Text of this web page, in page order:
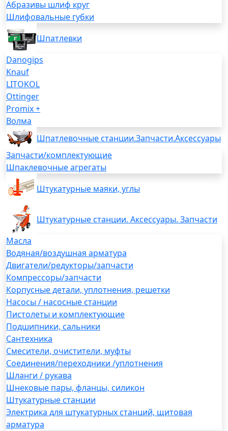
Абразивы шлиф круг
Шлифовальные губки
Шпатлевки
Danogips
Knauf
LITOKOL
Ottinger
Promix +
Волма
Шпатлевочные станции.Запчасти.Аксессуары
Запчасти/комплектующие
Шпаклевочные агрегаты
Штукатурные маяки, углы
Штукатурные станции. Аксессуары. Запчасти
Масла
Водяная/воздушная арматура
Двигатели/редукторы/запчасти
Компрессоры/запчасти
Корпусные детали, уплотнения, решетки
Насосы / насосные станции
Пистолеты и комплектующие
Подшипники, сальники
Сантехника
Смесители, очистители, муфты
Соединения/переходники /уплотнения
Шланги / рукава
Шнековые пары, фланцы, силикон
Штукатурные станции
Электрика для штукатурных станций, щитовая
арматура